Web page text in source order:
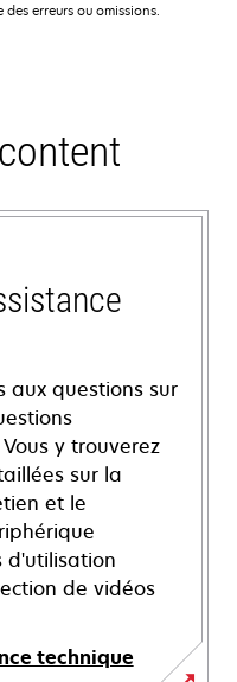
erreurs ou omissions.
aux questions sur
y trouverez
sur la
et le
d'utilisation
de vidéos
technique